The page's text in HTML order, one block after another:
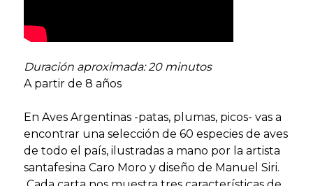
Duración aproximada: 20 minutos
A partir de 8 años
En Aves Argentinas -patas, plumas, picos- vas a
encontrar una selección de 60 especies de aves
de todo el país, ilustradas a mano por la artista
santafesina Caro Moro y diseño de Manuel Siri.